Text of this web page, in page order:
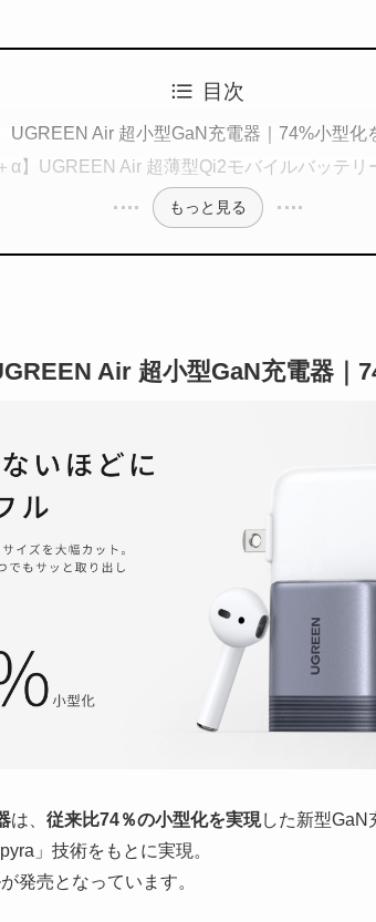
目次
UGREEN Air 超小型GaN充電器｜74%小型化
α】UGREEN Air 超薄型Qi2モバイルバッテリ
もっと見る
Air 超小型GaN充電器｜
は、 従来比74％の小型化を実現した新型GaN
」技術をもとに実現。
発売となっています。